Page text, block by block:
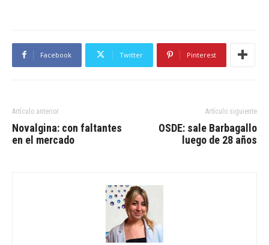
Facebook Twitter Pinterest
Artículo anterior
Novalgina: con faltantes
en el mercado
Artículo siguiente
OSDE: sale Barbagallo
luego de 28 años